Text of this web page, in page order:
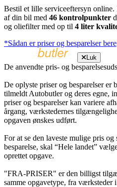
Bestil et lille serviceeftersyn
af din bil med 46 kontrolpunkter
og oliefilter med op til 4 liter
*Sådan er priser og besparelser
Luk
De anvendte pris- og
De oplyste priser og besparelser er
tilmeldt Autobutler og deres egne,
priser og besparelser kan variere
årgang, værkstedernes
opgaven ønskes udført.
For at se den laveste mulige pris
besparelse, skal “Hele landet”
oprettet opgave.
"FRA-PRISER" er den billigst
samme opgavetype, fra værksteder